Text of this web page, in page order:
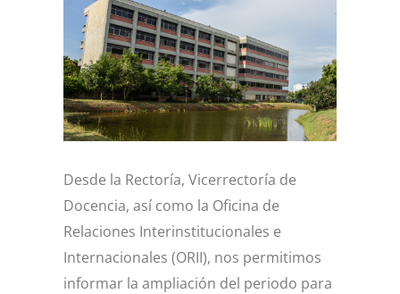
Desde la Rectoría, Vicerrectoría de
Docencia, así como la Oficina de
Relaciones Interinstitucionales e
Internacionales (ORII), nos permitimos
informar la ampliación del periodo para